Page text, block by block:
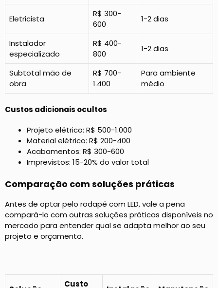
Eletricista
R$ 300-
600
1-2 dias
Instalador
especializado
R$ 400-
800
1-2 dias
Subtotal mão de
obra
R$ 700-
1.400
Para ambiente
médio
Custos adicionais ocultos
Projeto elétrico: R$ 500-1.000
Material elétrico: R$ 200-400
Acabamentos: R$ 300-600
Imprevistos: 15-20% do valor total
Comparação com soluções práticas
Antes de optar pelo rodapé com LED, vale a pena
compará-lo com outras soluções práticas disponíveis no
mercado para entender qual se adapta melhor ao seu
projeto e orçamento.
Custo